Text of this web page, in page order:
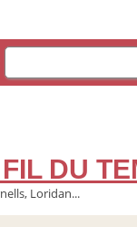
DU
Loridan...